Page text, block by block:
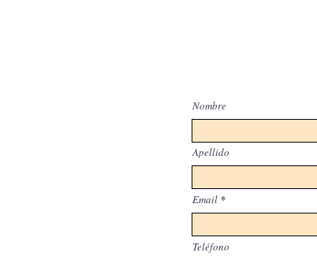
Nombre
Apellido
Email
Teléfono